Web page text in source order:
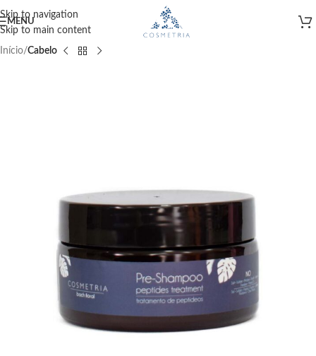
Skip to navigation
Skip to main content
MENU
Início Cabelo